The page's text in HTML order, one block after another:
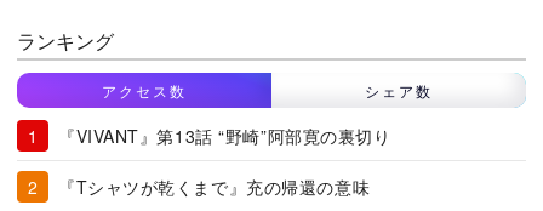
ランキング
アクセス数 シェア数
『VIVANT』第13話 “野崎”阿部寛の裏切り
『Tシャツが乾くまで』充の帰還の意味